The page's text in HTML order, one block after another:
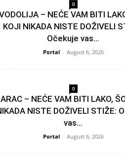
0
– NEĆE VAM BITI
KOJI NIKADA NISTE DOŽIVELI
Očekuje vas...
Portal - August 6, 2026
0
– NEĆE VAM BITI LAKO,
NISTE DOŽIVELI STIŽE:
vas...
Portal - August 6, 2026